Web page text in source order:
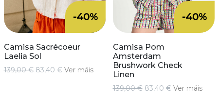
-40%
Camisa Sacrécoeur
Laelia Sol
139,00 € 83,40 € Ver máis
-40%
Camisa Pom
Amsterdam
Brushwork Check
Linen
139,00 € 83,40 € Ver máis